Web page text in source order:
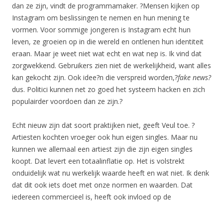
dan ze zijn, vindt de programmamaker. ?Mensen kijken op
Instagram om beslissingen te nemen en hun mening te
vormen. Voor sommige jongeren is Instagram echt hun
leven, ze groeien op in die wereld en ontlenen hun identiteit
eraan. Maar je weet niet wat echt en wat nep is. Ik vind dat
zorgwekkend. Gebruikers zien niet de werkelijkheid, want alles
kan gekocht zijn. Ook idee?n die verspreid worden,?fake news?
dus. Politici kunnen net zo goed het systeem hacken en zich
populairder voordoen dan ze zijn.?
Echt nieuw zijn dat soort praktijken niet, geeft Veul toe. ?
Artiesten kochten vroeger ook hun eigen singles. Maar nu
kunnen we allemaal een artiest zijn die zijn eigen singles
koopt. Dat levert een totaalinflatie op. Het is volstrekt
onduidelijk wat nu werkelijk waarde heeft en wat niet. Ik denk
dat dit ook iets doet met onze normen en waarden. Dat
iedereen commercieel is, heeft ook invloed op de